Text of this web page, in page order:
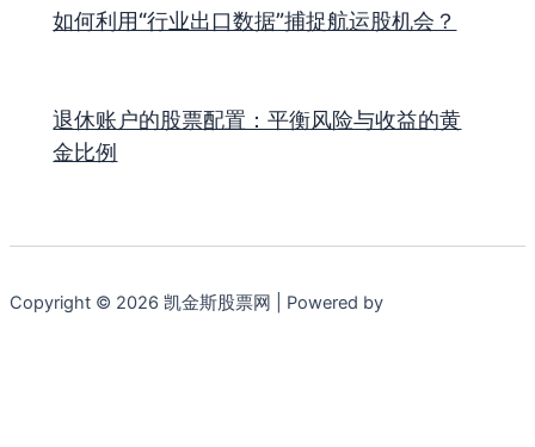
如何利用“行业出口数据”捕捉航运股机会？
退休账户的股票配置：平衡风险与收益的黄
金比例
Copyright © 2026 凯金斯股票网 | Powered by